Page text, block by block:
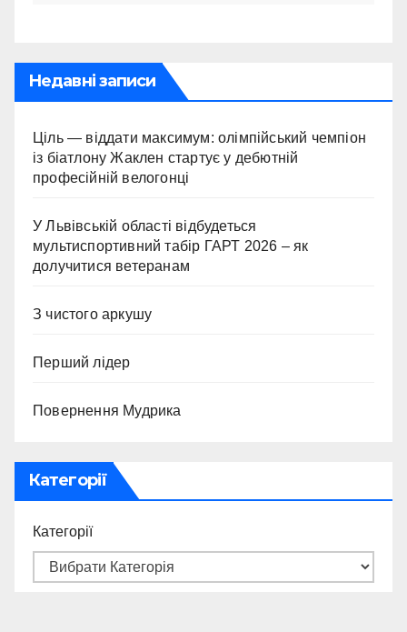
Недавні записи
Ціль — віддати максимум: олімпійський чемпіон
із біатлону Жаклен стартує у дебютній
професійній велогонці
У Львівській області відбудеться
мультиспортивний табір ГАРТ 2026 – як
долучитися ветеранам
З чистого аркушу
Перший лідер
Повернення Мудрика
Категорії
Категорії